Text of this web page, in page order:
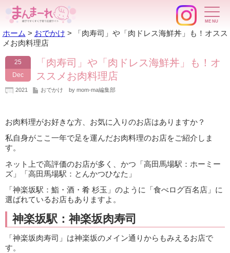
ホーム > おでかけ >
「肉寿司」や「肉ドレス海鮮丼」も！オスス
メお肉料理店
25
Dec
「肉寿司」や「肉ドレス海鮮丼」も！オ
ススメお肉料理店
2021 おでかけ by mom-ma編集部
お肉料理がお好きな方、お気に入りのお店はありますか？
私自身がここ一年で足を運んだお肉料理のお店をご紹介しま
す。
ネット上で高評価のお店が多く、かつ「高田馬場駅：ホーミー
ズ」「高田馬場駅：とんかつひなた」
「神楽坂駅：鮨・酒・肴 杉玉」のように「食べログ百名店」に
選ばれているお店もありますよ。
神楽坂駅：神楽坂肉寿司
「神楽坂肉寿司」は神楽坂のメイン通りからもみえるお店で
す。